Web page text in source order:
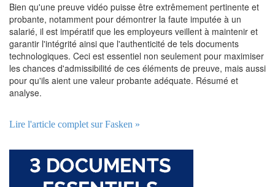
Bien qu'une preuve vidéo puisse être extrêmement pertinente et
probante, notamment pour démontrer la faute imputée à un
salarié, il est impératif que les employeurs veillent à maintenir et
garantir l'intégrité ainsi que l'authenticité de tels documents
technologiques. Ceci est essentiel non seulement pour maximiser
les chances d'admissibilité de ces éléments de preuve, mais aussi
pour qu'ils aient une valeur probante adéquate. Résumé et
analyse.
Lire l'article complet sur Fasken »